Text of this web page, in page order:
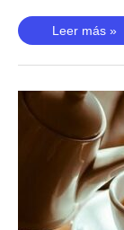
O
futuro
da
genômica
Leer más »